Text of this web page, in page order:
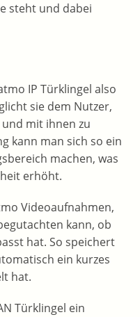
steht und dabei
IP Türklingel also
sie dem Nutzer,
und mit ihnen zu
kann man sich so ein
machen, was
erhöht.
Videoaufnahmen,
kann, ob
hat. So speichert
ein kurzes
hat.
Türklingel ein